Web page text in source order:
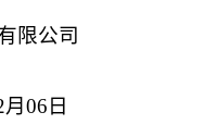
司
日